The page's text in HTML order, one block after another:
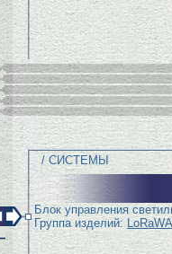
/ СИСТЕМЫ
Блок управления
Группа изделий: